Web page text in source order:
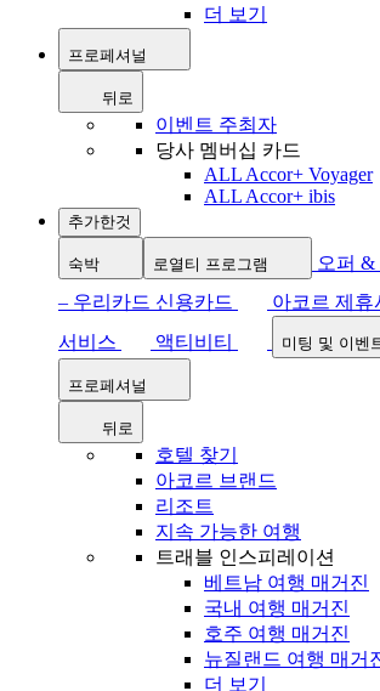
더 보기
프로페셔널
뒤로
이벤트 주최자
당사 멤버십 카드
ALL Accor+ Voyager
ALL Accor+ ibis
추가한것
숙박 로열티 프로그램 오퍼 &
– 우리카드 신용카드
아코르 제휴
서비스
액티비티 미팅 및 이벤
프로페셔널
뒤로
호텔 찾기
아코르 브랜드
리조트
지속 가능한 여행
트래블 인스피레이션
베트남 여행 매거진
국내 여행 매거진
호주 여행 매거진
뉴질랜드 여행 매거
더 보기